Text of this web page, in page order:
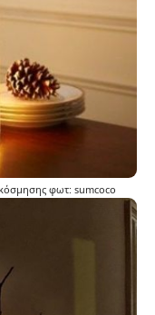
φωτ: sumcoco